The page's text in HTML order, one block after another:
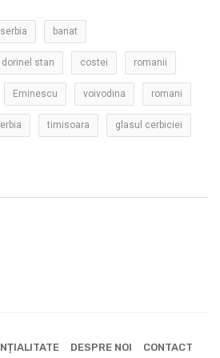
serbia banat
dorinel stan costei romanii
Eminescu voivodina romani
timisoara glasul cerbiciei
DESPRE NOI CONTACT